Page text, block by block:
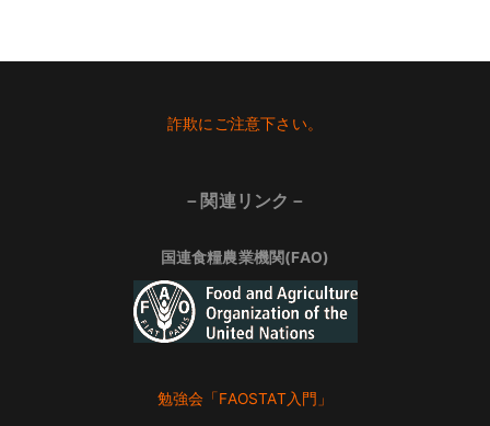
詐欺にご注意下さい。
－関連リンク－
国連食糧農業機関(FAO)
勉強会「FAOSTAT入門」